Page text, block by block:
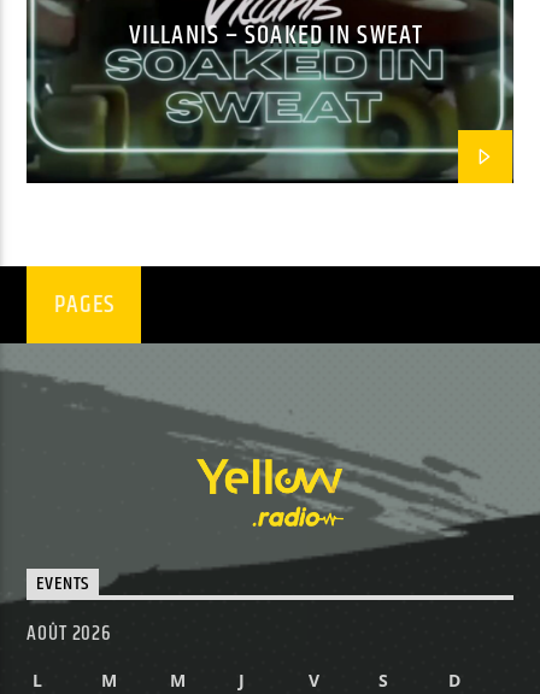
EN CE MOMENT
RALPHIE DEE'S DECADES
RALPHIE DEE
EMISSION EN COURS
RALPHIE DEE’S DECADES
19:00 19:59
UPCOMING SHOW
CARPE DIEMS
20:59
Yellow Radio
VILLANIS – SOAKED IN SWEAT
PAGES
EVENTS
AOÛT 2026
L M M J V S D